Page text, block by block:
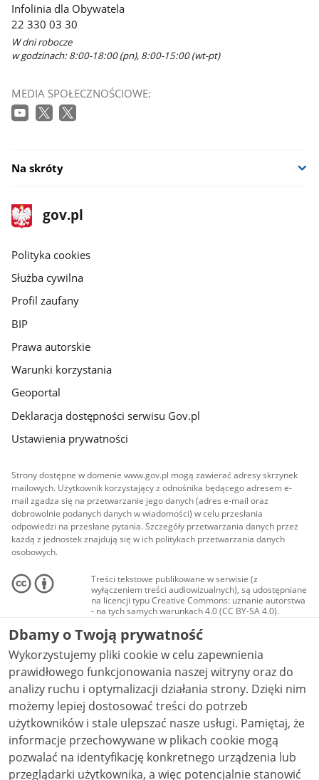
Infolinia dla Obywatela
22 330 03 30
W dni robocze
w godzinach: 8:00-18:00 (pn), 8:00-15:00 (wt-pt)
MEDIA SPOŁECZNOŚCIOWE:
Na skróty
stopka
gov.pl
Strona
gov.pl
gov.pl
Polityka cookies
Służba cywilna
Profil zaufany
BIP
Prawa autorskie
Warunki korzystania
Geoportal
Deklaracja dostępności serwisu Gov.pl
Ustawienia prywatności
Strony dostępne w domenie www.gov.pl mogą zawierać adresy skrzynek
mailowych. Użytkownik korzystający z odnośnika będącego adresem e-
mail zgadza się na przetwarzanie jego danych (adres e-mail oraz
dobrowolnie podanych danych w wiadomości) w celu przesłania
odpowiedzi na przesłane pytania. Szczegóły przetwarzania danych przez
każdą z jednostek znajdują się w ich politykach przetwarzania danych
osobowych.
Treści tekstowe publikowane w serwisie (z
wyłączeniem treści audiowizualnych), są udostępniane
na licencji typu Creative Commons: uznanie autorstwa
- na tych samych warunkach 4.0 (CC BY-SA 4.0).
Materiały audiowizualne, w tym zdjęcia, materiały
audio i wideo, są udostępniane na licencji typu
Creative Commons: uznanie autorstwa użycie
niekomercyjne - bez utworów zależnych 4.0 (CC BY-
NC-ND 4.0), o ile nie jest to stwierdzone inaczej.
Dbamy o Twoją prywatność
Wykorzystujemy pliki cookie w celu zapewnienia
prawidłowego funkcjonowania naszej witryny oraz do
analizy ruchu i optymalizacji działania strony. Dzięki nim
możemy lepiej dostosować treści do potrzeb
użytkowników i stale ulepszać nasze usługi. Pamiętaj, że
informacje przechowywane w plikach cookie mogą
pozwalać na identyfikację konkretnego urządzenia lub
przeglądarki użytkownika, a więc potencjalnie stanowić